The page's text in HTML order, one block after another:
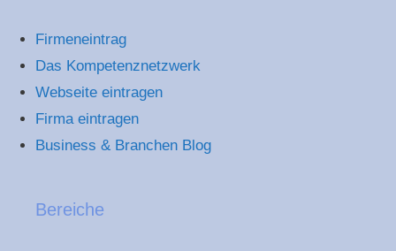
Firmeneintrag
Das Kompetenznetzwerk
Webseite eintragen
Firma eintragen
Business & Branchen Blog
Bereiche